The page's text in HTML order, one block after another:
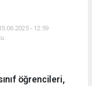
- 12:59
öğrencileri,